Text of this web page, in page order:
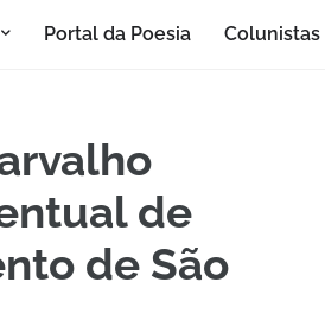
Portal da Poesia Colunistas
de
de São